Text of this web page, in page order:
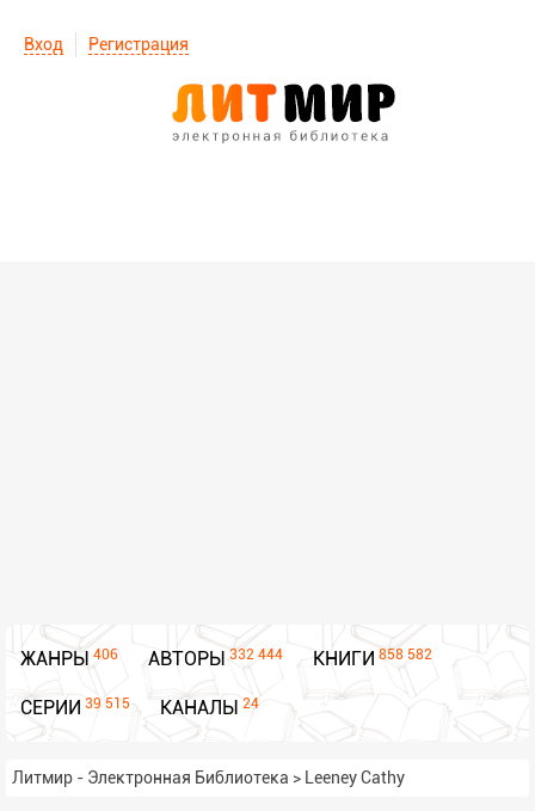
Вход Регистрация
ЖАНРЫ 406 АВТОРЫ 332 444 КНИГИ 858 582
СЕРИИ 39 515 КАНАЛЫ 24
Литмир - Электронная Библиотека > Leeney Cathy